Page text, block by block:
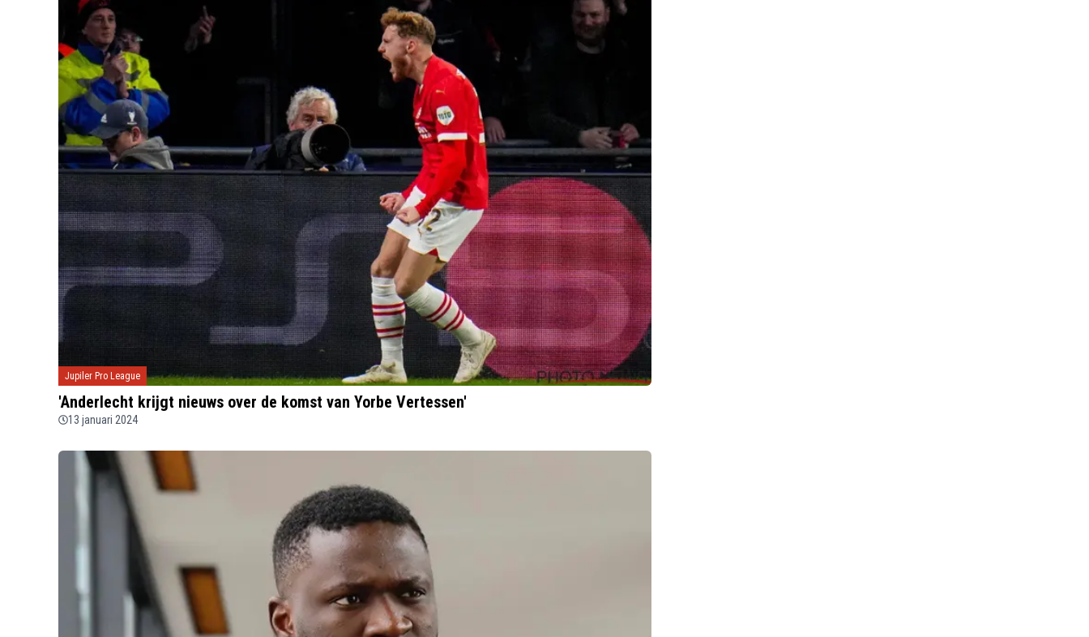
Jupiler Pro League
'Anderlecht krijgt nieuws over de komst van Yorbe Vertessen'
13 januari 2024